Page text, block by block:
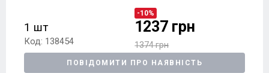
1 шт
Код: 138454
-10%
1237 грн
1374 грн
ПОВІДОМИТИ ПРО НАЯВНІСТЬ